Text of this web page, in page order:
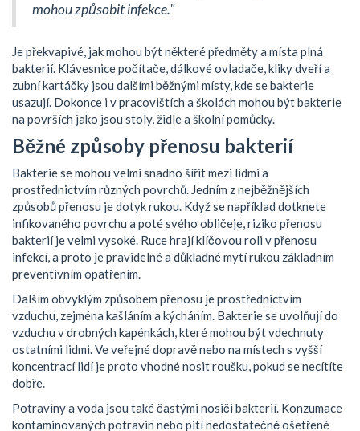
mohou způsobit infekce."
Je překvapivé, jak mohou být některé předměty a místa plná
bakterií. Klávesnice počítače, dálkové ovladače, kliky dveří a
zubní kartáčky jsou dalšími běžnými místy, kde se bakterie
usazují. Dokonce i v pracovištích a školách mohou být bakterie
na površích jako jsou stoly, židle a školní pomůcky.
Běžné způsoby přenosu bakterií
Bakterie se mohou velmi snadno šířit mezi lidmi a
prostřednictvím různých povrchů. Jedním z nejběžnějších
způsobů přenosu je dotyk rukou. Když se například dotknete
infikovaného povrchu a poté svého obličeje, riziko přenosu
bakterií je velmi vysoké. Ruce hrají klíčovou roli v přenosu
infekcí, a proto je pravidelné a důkladné mytí rukou základním
preventivním opatřením.
Dalším obvyklým způsobem přenosu je prostřednictvím
vzduchu, zejména kašláním a kýcháním. Bakterie se uvolňují do
vzduchu v drobných kapénkách, které mohou být vdechnuty
ostatními lidmi. Ve veřejné dopravě nebo na místech s vyšší
koncentrací lidí je proto vhodné nosit roušku, pokud se necítíte
dobře.
Potraviny a voda jsou také častými nosiči bakterií. Konzumace
kontaminovaných potravin nebo pití nedostatečně ošetřené